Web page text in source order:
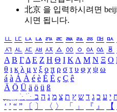
北京 을 입력하시려면
시면 됩니다.
ㅥ ㅦ ㅧ ㅨ ㅩ ㅪ ㅫ ㅬ ㅭ ㅮ ㅯ
ㅺ ㅻ ㅼ ㅽ ㅾ ㅿ ㆀ ㆁ ㆂ ㆃ ㆄ
Α Β ΓΔ Ε Ζ Η Θ Ι ΚΛ Μ Ν Ξ Ο
θ ι κ λ μ ν ξ ο π ρ σ τ υ φ χ ψ ω
á à Á À é è É È ç Ç ê
Ä Ö Ü ä ö ü ß
ִֶֹ ֻּ ׁׂ י ע כ ג ד ש ץ ת צ מ נ ה ב
‘ ’ “ ” 〔 〕 〈 〉 「 」 『 』 【